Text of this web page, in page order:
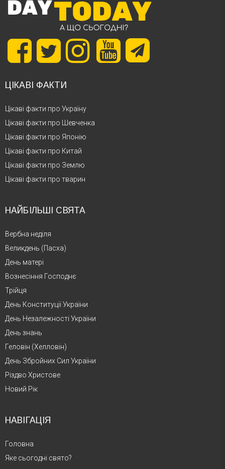
ЦІКАВІ ФАКТИ
Цікаві факти про Україну
Цікаві факти про Шевченка
Цікаві факти про Японію
Цікаві факти про Китай
Цікаві факти про Землю
Цікаві факти про тварин
НАЙБІЛЬШІ СВЯТА
Вербна неділя
Великдень (Пасха)
День матері
Вознесіння Господнє
Трійця
День Конституції України
День Незалежності України
День знань
Геловін (Хелловін)
День Збройних Сил України
Різдво Христове
Новий Рік
НАВІГАЦІЯ
Головна
Яке сьогодні свято?